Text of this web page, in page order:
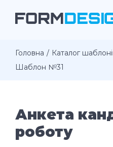
Головна Каталог
Шаблон №31
Анкета
роботу